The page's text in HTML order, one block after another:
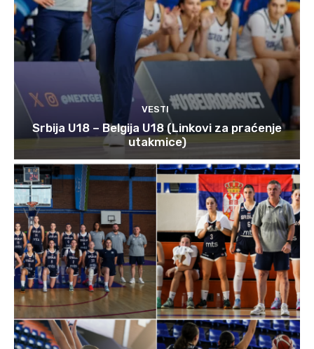
VESTI
Srbija U18 – Belgija U18 (Linkovi za praćenje
utakmice)